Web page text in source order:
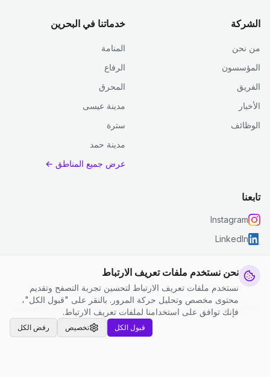
نحن نستخدم ملفات تعريف الارتباط
نستخدم ملفات تعريف الارتباط لتحسين تجربة التصفح وتقديم
محتوى مخصص وتحليل حركة المرور. بالنقر على "قبول الكل"،
فإنك توافق على استخدامنا لملفات تعريف الارتباط.
رفض الكل تخصيص قبول الكل
الشركة
من نحن
المؤسسون
الفريق
الأخبار
الوظائف
خدماتنا في البحرين
المنامة
الرفاع
المحرق
مدينة عيسى
سترة
مدينة حمد
عرض جميع المناطق ←
تابعنا
Instagram
LinkedIn
© 2026 جست كلين. جميع الحقوق محفوظة.
سياسة الخصوصية
الشروط والأحكام | إعدادات ملفات تعريف الارتباط